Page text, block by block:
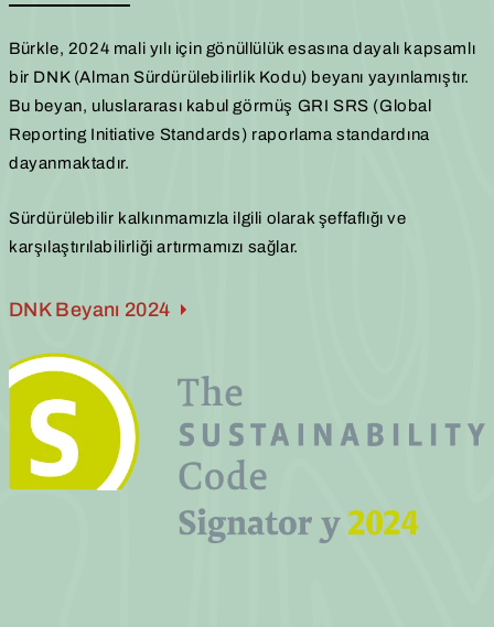
Bürkle, 2024 mali yılı için gönüllülük esasına dayalı kapsamlı
bir DNK (Alman Sürdürülebilirlik Kodu) beyanı yayınlamıştır.
Bu beyan, uluslararası kabul görmüş GRI SRS (Global
Reporting Initiative Standards) raporlama standardına
dayanmaktadır.
Sürdürülebilir kalkınmamızla ilgili olarak şeffaflığı ve
karşılaştırılabilirliği artırmamızı sağlar.
DNK Beyanı 2024